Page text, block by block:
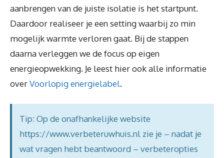
aanbrengen van de juiste isolatie is het startpunt.
Daardoor realiseer je een setting waarbij zo min
mogelijk warmte verloren gaat. Bij de stappen
daarna verleggen we de focus op eigen
energieopwekking. Je leest hier ook alle informatie
overVoorlopig energielabel.
Tip: Op de onafhankelijke website
https://www.verbeteruwhuis.nl zie je – nadat je
wat vragen hebt beantwoord – verbeteropties